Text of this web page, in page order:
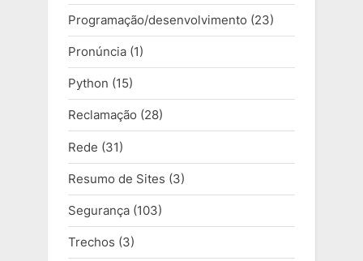
Programação/desenvolvimento (23)
Pronúncia (1)
Python (15)
Reclamação (28)
Rede (31)
Resumo de Sites (3)
Segurança (103)
Trechos (3)